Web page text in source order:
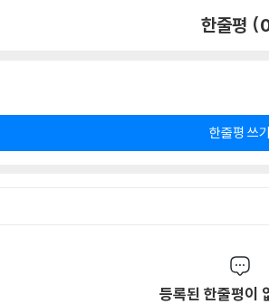
한줄평
한줄평 쓰기
등록된 한줄평이